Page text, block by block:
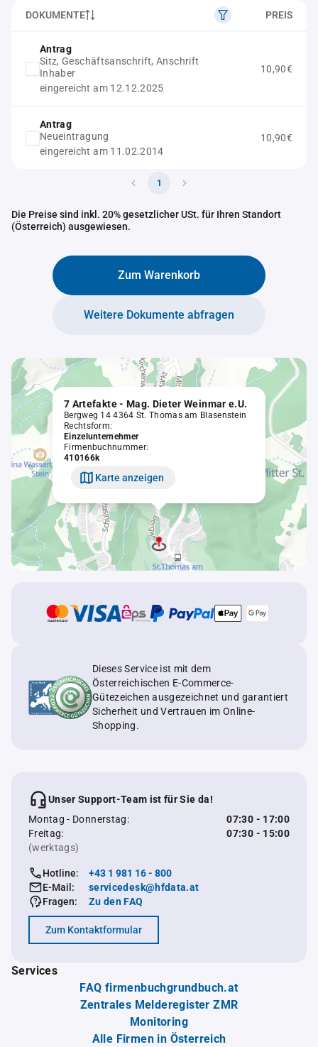
DOKUMENTE PREIS
Antrag
Sitz, Geschäftsanschrift, Anschrift
Inhaber
eingereicht am 12.12.2025
10,90€
Antrag
Neueintragung
eingereicht am 11.02.2014
10,90€
1
Die Preise sind inkl. 20% gesetzlicher USt. für Ihren Standort
(Österreich) ausgewiesen.
Zum Warenkorb
Weitere Dokumente abfragen
7 Artefakte - Mag. Dieter Weinmar e.U.
Bergweg 14 4364 St. Thomas am Blasenstein
Rechtsform:
Einzelunternehmer
Firmenbuchnummer:
410166k
Karte anzeigen
Dieses Service ist mit dem
Österreichischen E-Commerce-
Gütezeichen ausgezeichnet und garantiert
Sicherheit und Vertrauen im Online-
Shopping.
Unser Support-Team ist für Sie da!
Montag - Donnerstag:
07:30 - 17:00
Freitag:
07:30 - 15:00
(werktags)
Hotline:
+43 1 981 16 - 800
E-Mail:
servicedesk@hfdata.at
Fragen:
Zu den FAQ
Zum Kontaktformular
Services
FAQ firmenbuchgrundbuch.at
Zentrales Melderegister ZMR
Monitoring
Alle Firmen in Österreich